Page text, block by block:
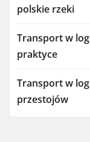
polskie rzeki
Transport w
praktyce
Transport w
przestojów